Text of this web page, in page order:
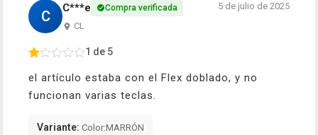
C C***e Compra verificada
CL
5 de julio de 2025
1 de 5
el artículo estaba con el Flex doblado, y no
funcionan varias teclas.
Variante: Color:MARRÓN